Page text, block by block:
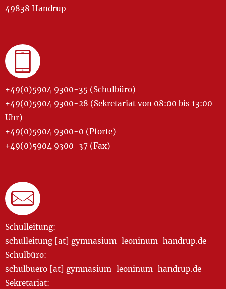
49838 Handrup
+49(0)5904 9300-35 (Schulbüro)
+49(0)5904 9300-28 (Sekretariat von 08:00 bis 13:00
Uhr)
+49(0)5904 9300-0 (Pforte)
+49(0)5904 9300-37 (Fax)
Schulleitung:
schulleitung [at] gymnasium-leoninum-handrup.de
Schulbüro:
schulbuero [at] gymnasium-leoninum-handrup.de
Sekretariat: